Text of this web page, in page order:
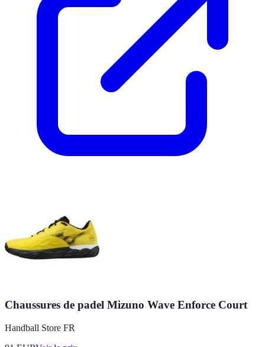
Chaussures de padel Mizuno Wave Enforce Court
Handball Store FR